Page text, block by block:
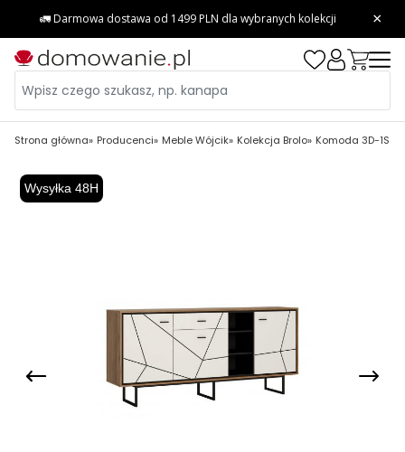
Strona główna Producenci Meble Wójcik Kolekcja Brolo Komoda 3D-1S
Wysyłka 48H